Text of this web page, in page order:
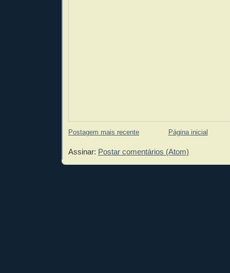
Postagem mais recente Página inicial
Assinar: Postar comentários (Atom)